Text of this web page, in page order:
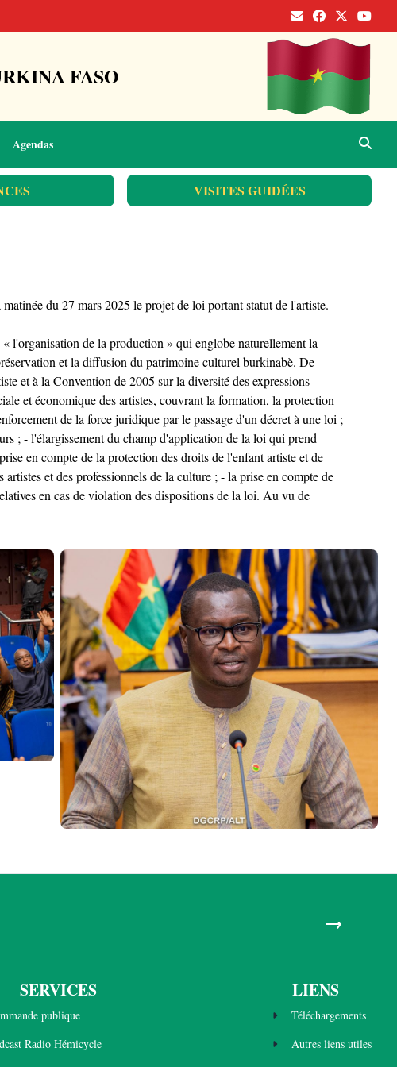
FASO
Agendas
VISITES GUIDÉES
du 27 mars 2025 le projet de loi portant statut de l'artiste.
l'organisation de la production » qui englobe naturellement la
et la diffusion du patrimoine culturel burkinabè. De
et à la Convention de 2005 sur la diversité des expressions
et économique des artistes, couvrant la formation, la protection
de la force juridique par le passage d'un décret à une loi ;
; - l'élargissement du champ d'application de la loi qui prend
en compte de la protection des droits de l'enfant artiste et de
et des professionnels de la culture ; - la prise en compte de
en cas de violation des dispositions de la loi. Au vu de
→
SERVICES
publique
Radio Hémicycle
LIENS
Téléchargements
Autres liens utiles